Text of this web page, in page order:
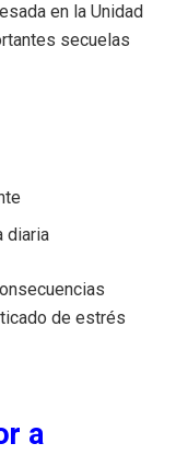
en la Unidad
secuelas
diaria
de estrés
a